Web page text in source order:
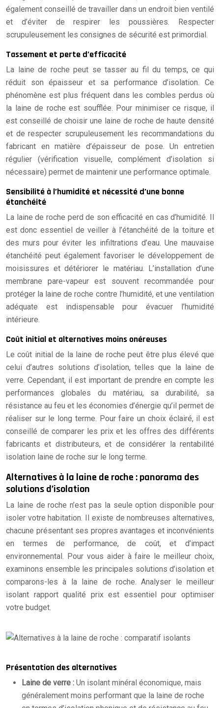
également conseillé de travailler dans un endroit bien ventilé
et d’éviter de respirer les poussières. Respecter
scrupuleusement les consignes de sécurité est primordial.
Tassement et perte d’efficacité
La laine de roche peut se tasser au fil du temps, ce qui
réduit son épaisseur et sa performance d’isolation. Ce
phénomène est plus fréquent dans les combles perdus où
la laine de roche est soufflée. Pour minimiser ce risque, il
est conseillé de choisir une laine de roche de haute densité
et de respecter scrupuleusement les recommandations du
fabricant en matière d’épaisseur de pose. Un entretien
régulier (vérification visuelle, complément d’isolation si
nécessaire) permet de maintenir une performance optimale.
Sensibilité à l’humidité et nécessité d’une bonne
étanchéité
La laine de roche perd de son efficacité en cas d’humidité. Il
est donc essentiel de veiller à l’étanchéité de la toiture et
des murs pour éviter les infiltrations d’eau. Une mauvaise
étanchéité peut également favoriser le développement de
moisissures et détériorer le matériau. L’installation d’une
membrane pare-vapeur est souvent recommandée pour
protéger la laine de roche contre l’humidité, et une ventilation
adéquate est indispensable pour évacuer l’humidité
intérieure.
Coût initial et alternatives moins onéreuses
Le coût initial de la laine de roche peut être plus élevé que
celui d’autres solutions d’isolation, telles que la laine de
verre. Cependant, il est important de prendre en compte les
performances globales du matériau, sa durabilité, sa
résistance au feu et les économies d’énergie qu’il permet de
réaliser sur le long terme. Pour faire un choix éclairé, il est
conseillé de comparer les prix et les offres des différents
fabricants et distributeurs, et de considérer la rentabilité
isolation laine de roche sur le long terme.
Alternatives à la laine de roche : panorama des
solutions d’isolation
La laine de roche n’est pas la seule option disponible pour
isoler votre habitation. Il existe de nombreuses alternatives,
chacune présentant ses propres avantages et inconvénients
en termes de performance, de coût, et d’impact
environnemental. Pour vous aider à faire le meilleur choix,
examinons ensemble les principales solutions d’isolation et
comparons-les à la laine de roche. Analyser le meilleur
isolant rapport qualité prix est essentiel pour optimiser
votre budget.
Présentation des alternatives
Laine de verre : Un isolant minéral économique, mais
généralement moins performant que la laine de roche